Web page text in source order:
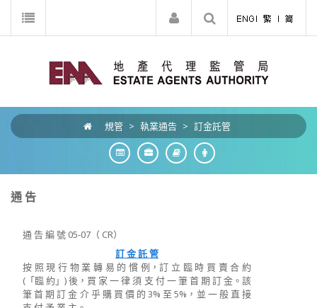
規管 > 執業通告 > 訂金託管
通 告
通 告 編 號 05-07（ CR）
訂 金 託 管
按 照 現 行 物 業 轉 易 的 慣 例，訂 立 臨 時 買 賣 合 約
(「臨 約」) 後，買 家 一 律 須 支 付 一 筆 首 期 訂 金。該
筆 首 期 訂 金 介 乎 購 買 價 的 3% 至 5%，並 一 般 直 接